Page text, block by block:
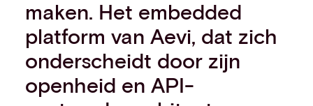
maken. Het embedded
platform van Aevi, dat zich
onderscheidt door zijn
openheid en API-